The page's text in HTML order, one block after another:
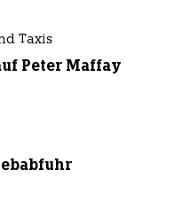
Taxis
Peter Maffay